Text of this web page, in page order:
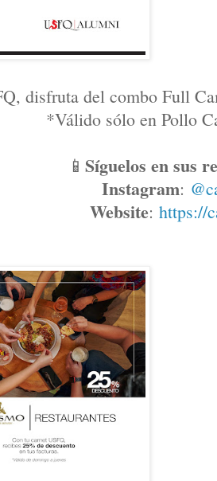
disfruta del combo Full
*Válido sólo en Pollo
📱 Síguelos en sus
Instagram:
Website: https://